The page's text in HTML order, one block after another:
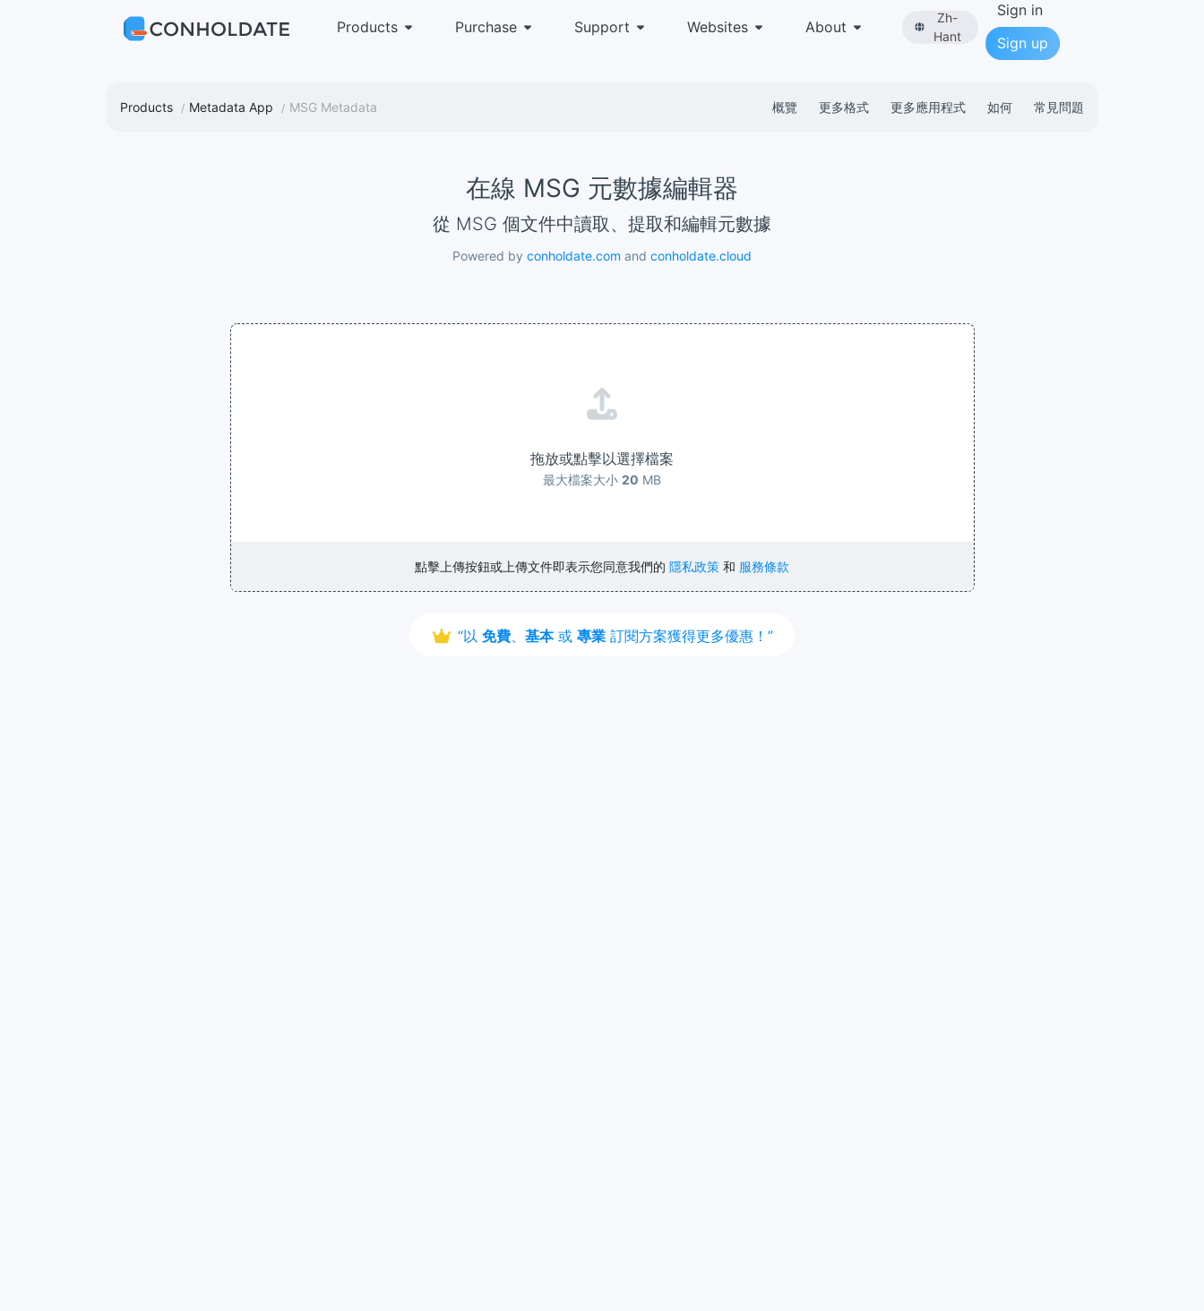
Products Purchase Support Websites About
Zh-
Hant
Sign in
Sign up
Products Metadata App MSG Metadata 概覽 更多格式 更多應用程式 如何 常見問題
在線 MSG 元數據編輯器
從 MSG 個文件中讀取、提取和編輯元數據
Powered by conholdate.com and conholdate.cloud
拖放或點擊以選擇檔案
最大檔案大小 20 MB
點擊上傳按鈕或上傳文件即表示您同意我們的 隱私政策 和 服務條款
“以 免費、 基本或 專業 訂閱方案獲得更多優惠！”